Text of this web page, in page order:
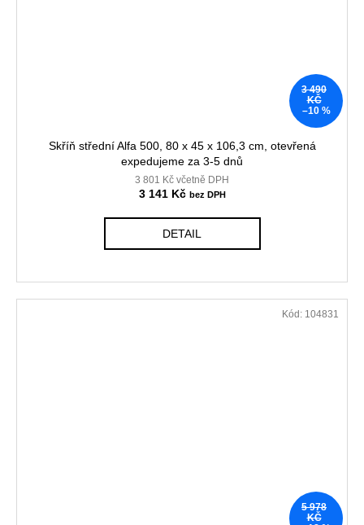
3 490
KČ
–10 %
Skříň střední Alfa 500, 80 x 45 x 106,3 cm, otevřená
expedujeme za 3-5 dnů
3 801 Kč včetně DPH
3 141 Kč
DETAIL
5 978
KČ
Kód: 104831